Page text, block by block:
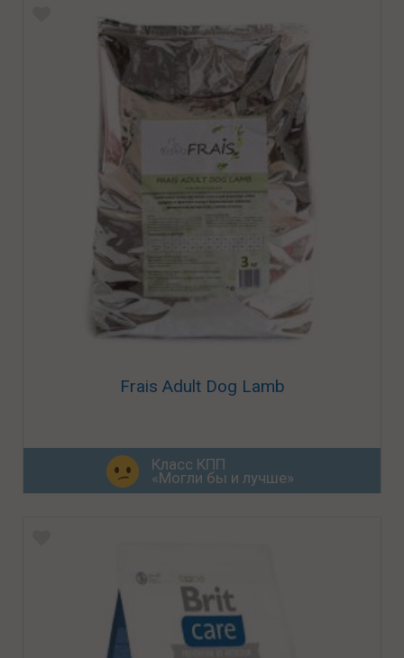
Frais Adult Dog Lamb
Класс КПП
«Могли бы и лучше»